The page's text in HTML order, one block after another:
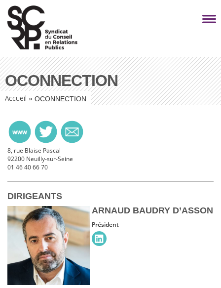
OCONNECTION
Accueil » OCONNECTION
8, rue Blaise Pascal
92200 Neuilly-sur-Seine
01 46 40 66 70
DIRIGEANTS
ARNAUD BAUDRY D’ASSON
Président